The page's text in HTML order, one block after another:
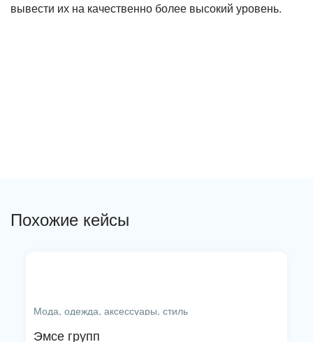
вывести их на качественно более высокий уровень.
Похожие кейсы
Мода, одежда, аксессуары, стиль
Эмсе групп